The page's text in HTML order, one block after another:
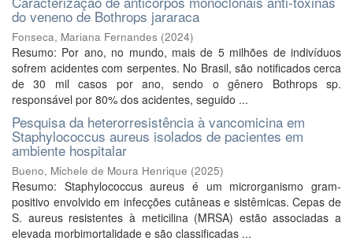
do veneno de Bothrops jararaca
Fonseca, Mariana Fernandes (2024)
Resumo: Por ano, no mundo, mais de 5 milhões de indivíduos
sofrem acidentes com serpentes. No Brasil, são notificados cerca
de 30 mil casos por ano, sendo o gênero Bothrops sp.
responsável por 80% dos acidentes, seguido ...
Pesquisa da heterorresistência à vancomicina em
Staphylococcus aureus isolados de pacientes em
ambiente hospitalar
Bueno, Michele de Moura Henrique (2025)
Resumo: Staphylococcus aureus é um microrganismo gram-
positivo envolvido em infecções cutâneas e sistêmicas. Cepas de
S. aureus resistentes à meticilina (MRSA) estão associadas a
elevada morbimortalidade e são classificadas ...